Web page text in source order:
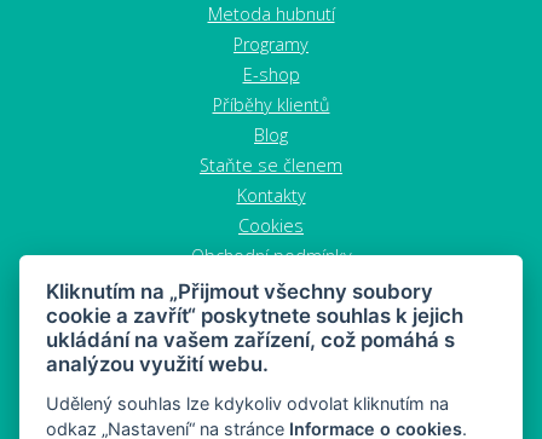
Metoda hubnutí
Programy
E-shop
Příběhy klientů
Blog
Staňte se členem
Kontakty
Cookies
Obchodní podmínky
Zrušit objednávku
Kliknutím na „Přijmout všechny soubory
cookie a zavřít“ poskytnete souhlas k jejich
ukládání na vašem zařízení, což pomáhá s
analýzou využití webu.
Udělený souhlas lze kdykoliv odvolat kliknutím na
odkaz „Nastavení“ na stránce Informace o cookies.